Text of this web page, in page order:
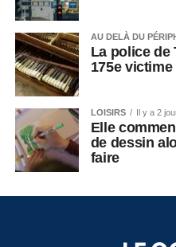
AU DELÀ DU
La police de
175e
LOISIRS Il y a 2
Elle
de dessin
faire